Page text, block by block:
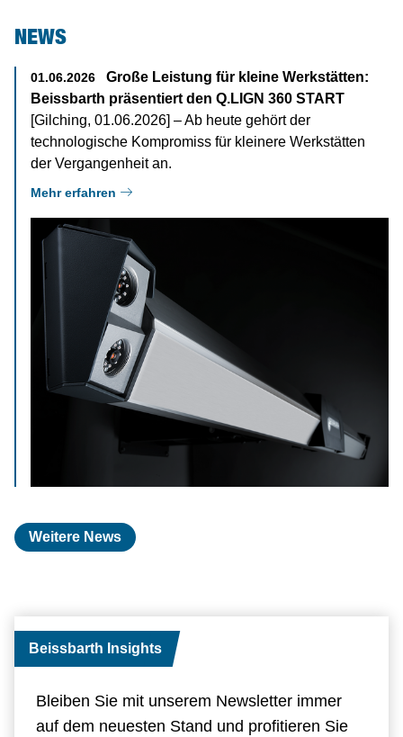
NEWS
01.06.2026
Große Leistung für kleine Werkstätten:
Beissbarth präsentiert den Q.LIGN 360 START
[Gilching, 01.06.2026] – Ab heute gehört der
technologische Kompromiss für kleinere Werkstätten
der Vergangenheit an.
Mehr erfahren
Weitere News
Beissbarth Insights
Bleiben Sie mit unserem Newsletter immer
auf dem neuesten Stand und profitieren Sie